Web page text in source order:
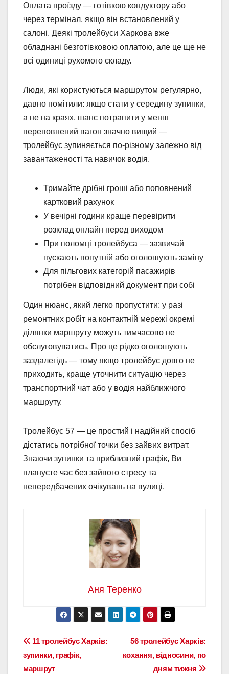
Оплата проїзду — готівкою кондуктору або
через термінал, якщо він встановлений у
салоні. Деякі тролейбуси Харкова вже
обладнані безготівковою оплатою, але це ще не
всі одиниці рухомого складу.
Люди, які користуються маршрутом регулярно,
давно помітили: якщо стати у середину зупинки,
а не на краях, шанс потрапити у менш
переповнений вагон значно вищий —
тролейбус зупиняється по-різному залежно від
завантаженості та навичок водія.
Тримайте дрібні гроші або поповнений
картковий рахунок
У вечірні години краще перевірити
розклад онлайн перед виходом
При поломці тролейбуса — зазвичай
пускають попутній або оголошують заміну
Для пільгових категорій пасажирів
потрібен відповідний документ при собі
Один нюанс, який легко пропустити: у разі
ремонтних робіт на контактній мережі окремі
ділянки маршруту можуть тимчасово не
обслуговуватись. Про це рідко оголошують
заздалегідь — тому якщо тролейбус довго не
приходить, краще уточнити ситуацію через
транспортний чат або у водія найближчого
маршруту.
Тролейбус 57 — це простий і надійний спосіб
дістатись потрібної точки без зайвих витрат.
Знаючи зупинки та приблизний графік, Ви
плануєте час без зайвого стресу та
непередбачених очікувань на вулиці.
Аня Теренко
Навігація
записів
56 тролейбус Харків:
кохання, відносини, по
дням тижня
11 тролейбус Харків:
зупинки, графік,
маршрут